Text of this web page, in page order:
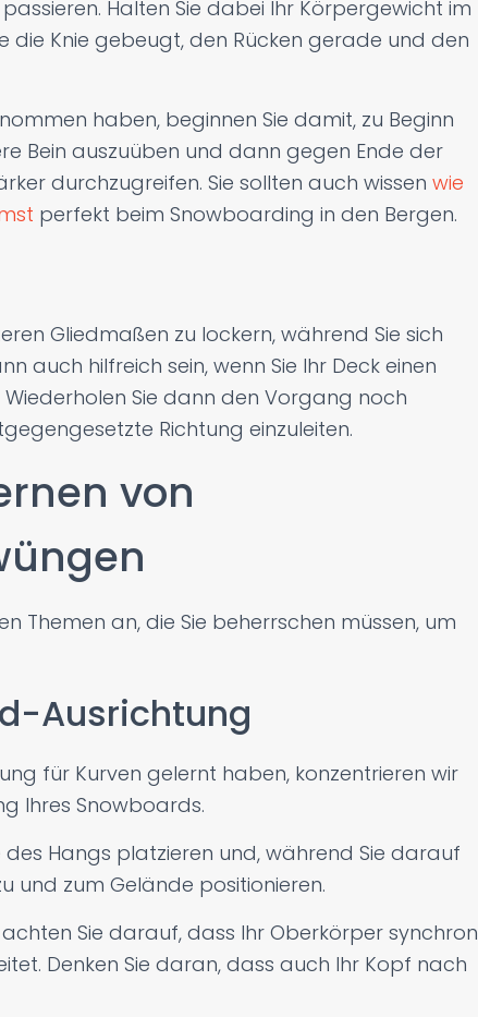
Halten Sie dabei Ihr Körpergewicht im
die Knie gebeugt, den Rücken gerade und den
haben, beginnen Sie damit, zu Beginn
Bein auszuüben und dann gegen Ende der
durchzugreifen. Sie sollten auch wissen wie
perfekt beim Snowboarding in den Bergen.
Gliedmaßen zu lockern, während Sie sich
auch hilfreich sein, wenn Sie Ihr Deck einen
Sie dann den Vorgang noch
Richtung einzuleiten.
von
Themen an, die Sie beherrschen müssen, um
Ausrichtung
für Kurven gelernt haben, konzentrieren wir
Ihres Snowboards.
des Hangs platzieren und, während Sie darauf
und zum Gelände positionieren.
Sie darauf, dass Ihr Oberkörper synchron
Denken Sie daran, dass auch Ihr Kopf nach